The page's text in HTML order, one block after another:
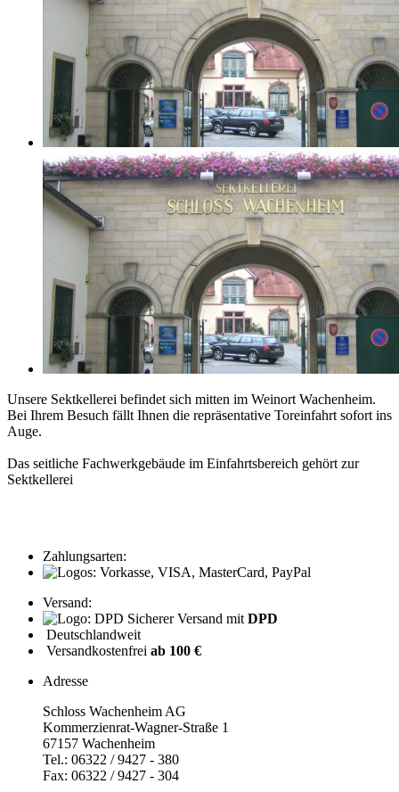
Unsere Sektkellerei befindet sich mitten im Weinort Wachenheim.
Bei Ihrem Besuch fällt Ihnen die repräsentative Toreinfahrt sofort ins
Auge.
Das seitliche Fachwerkgebäude im Einfahrtsbereich gehört zur
Sektkellerei
Zahlungsarten:
Versand:
Sicherer Versand mit DPD
Deutschlandweit
Versandkostenfrei ab 100 €
Adresse
Schloss Wachenheim AG
Kommerzienrat-Wagner-Straße 1
67157 Wachenheim
Tel.: 06322 / 9427 - 380
Fax: 06322 / 9427 - 304